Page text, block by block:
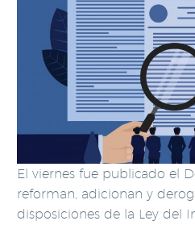
El viernes fue publicado el
reforman, adicionan y
disposiciones de la Ley del